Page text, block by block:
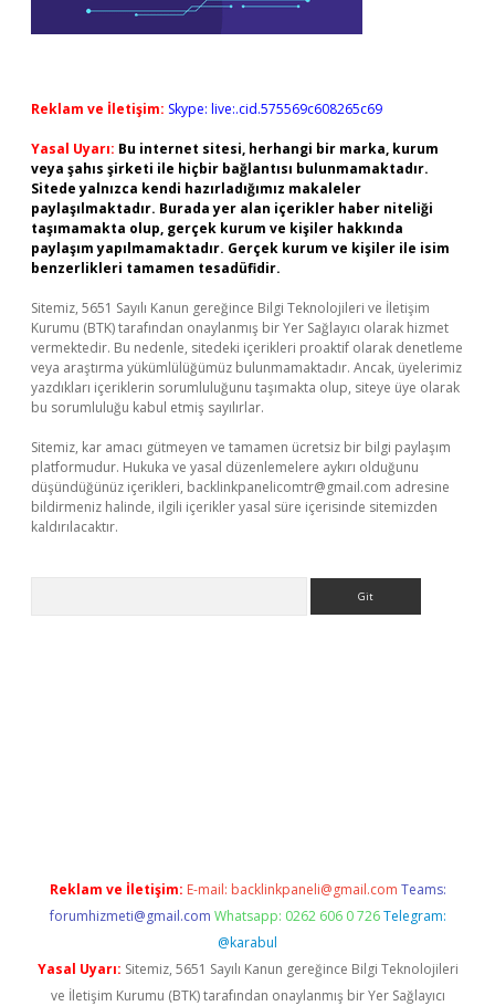
Reklam ve İletişim: Skype: live:.cid.575569c608265c69
Yasal Uyarı: Bu internet sitesi, herhangi bir marka, kurum
veya şahıs şirketi ile hiçbir bağlantısı bulunmamaktadır.
Sitede yalnızca kendi hazırladığımız makaleler
paylaşılmaktadır. Burada yer alan içerikler haber niteliği
taşımamakta olup, gerçek kurum ve kişiler hakkında
paylaşım yapılmamaktadır. Gerçek kurum ve kişiler ile isim
benzerlikleri tamamen tesadüfidir.
Sitemiz, 5651 Sayılı Kanun gereğince Bilgi Teknolojileri ve İletişim
Kurumu (BTK) tarafından onaylanmış bir Yer Sağlayıcı olarak hizmet
vermektedir. Bu nedenle, sitedeki içerikleri proaktif olarak denetleme
veya araştırma yükümlülüğümüz bulunmamaktadır. Ancak, üyelerimiz
yazdıkları içeriklerin sorumluluğunu taşımakta olup, siteye üye olarak
bu sorumluluğu kabul etmiş sayılırlar.
Sitemiz, kar amacı gütmeyen ve tamamen ücretsiz bir bilgi paylaşım
platformudur. Hukuka ve yasal düzenlemelere aykırı olduğunu
düşündüğünüz içerikleri, backlinkpanelicomtr@gmail.com adresine
bildirmeniz halinde, ilgili içerikler yasal süre içerisinde sitemizden
kaldırılacaktır.
Reklam ve İletişim: E-mail: backlinkpaneli@gmail.com Teams:
forumhizmeti@gmail.com Whatsapp: 0262 606 0 726 Telegram:
@karabul
Yasal Uyarı: Sitemiz, 5651 Sayılı Kanun gereğince Bilgi Teknolojileri
ve İletişim Kurumu (BTK) tarafından onaylanmış bir Yer Sağlayıcı